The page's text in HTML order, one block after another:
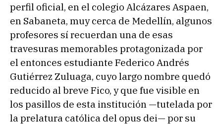
perfil oficial, en el colegio Alcázares Aspaen,
en Sabaneta, muy cerca de Medellín, algunos
profesores sí recuerdan una de esas
travesuras memorables protagonizada por
el entonces estudiante Federico Andrés
Gutiérrez Zuluaga, cuyo largo nombre quedó
reducido al breve Fico, y que fue visible en
los pasillos de esta institución —tutelada por
la prelatura católica del opus dei— por su